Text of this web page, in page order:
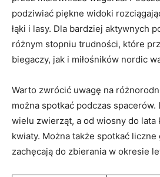
podziwiać piękne widoki
łąki i lasy. Dla bardziej aktywnych
różnym stopniu trudności, które
biegaczy, jak i miłośników nordic
Warto zwrócić uwagę na
można spotkać podczas spacerów.
wielu zwierząt, a od wiosny do lata
kwiaty. Można także spotkać liczne
zachęcają do zbierania w okresie